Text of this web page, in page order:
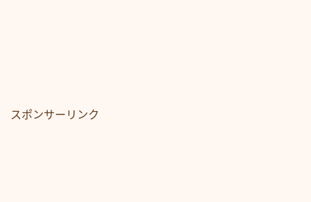
スポンサーリンク